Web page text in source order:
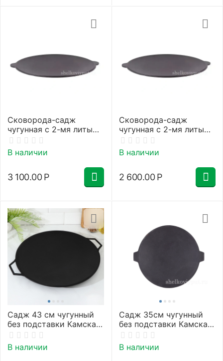
Сковорода-садж
чугунная с 2-мя литыми
ручками 45см
Гардарика
В наличии
3 100.00 Р
Сковорода-садж
чугунная с 2-мя литыми
ручками 40см
Гардарика
В наличии
2 600.00 Р
Садж 43 см чугунный
без подставки Камская
Посуда
В наличии
Садж 35см чугунный
без подставки Камская
Посуда
В наличии